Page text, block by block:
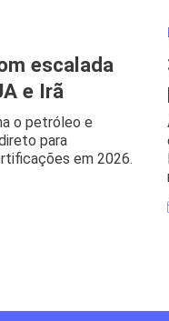
escalada
e Irã
o petróleo e
para
em 2026.